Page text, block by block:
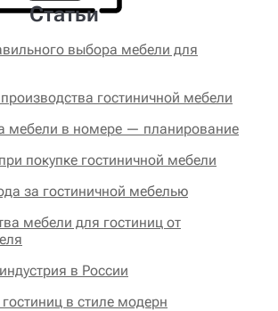
Статьи
выбора мебели для
гостиничной мебели
мебели в номере — планирование
покупке гостиничной мебели
за гостиничной мебелью
мебели для гостиниц от
в России
в стиле модерн